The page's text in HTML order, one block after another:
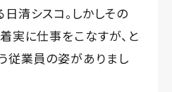
清シスコ。しかしその
実に仕事をこなすが、と
従業員の姿がありまし